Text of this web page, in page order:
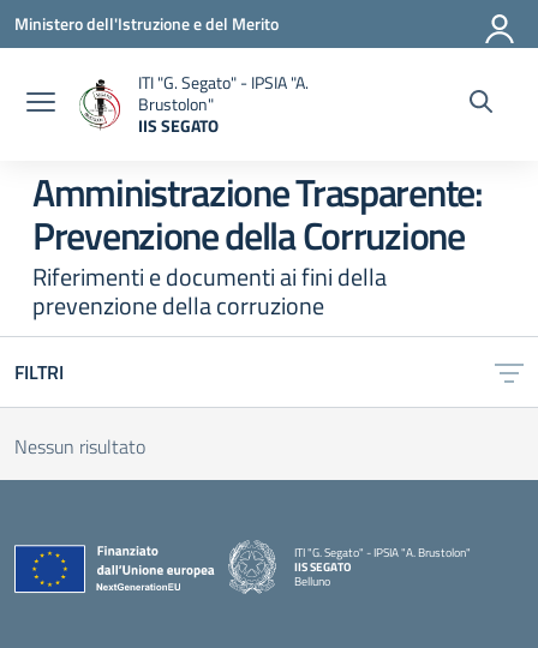
Vai ai contenuti
Vai al menu di navigazione
Vai al footer
Ministero dell'Istruzione e del Merito
ITI "G. Segato" - IPSIA "A.
Brustolon"
IIS SEGATO
Amministrazione Trasparente:
Prevenzione della Corruzione
Riferimenti e documenti ai fini della
prevenzione della corruzione
FILTRI
Nessun risultato
ITI "G. Segato" - IPSIA "A. Brustolon"
IIS SEGATO
Belluno